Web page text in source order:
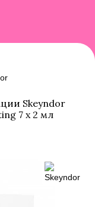
Skeyndor
7 х 2 мл